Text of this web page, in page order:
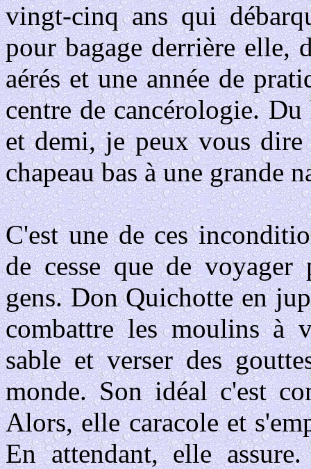
vingt-cinq ans qui
pour bagage derrière elle,
aérés et une année de
centre de cancérologie.
et demi, je peux vous dire
chapeau bas à une grande
C'est une de ces
de cesse que de
gens. Don Quichotte en
combattre les moulins à
sable et verser des
monde. Son idéal c'est
Alors, elle caracole et
En attendant, elle